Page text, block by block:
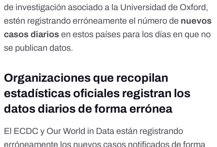
de investigación asociado a la Universidad de Oxford,
estén registrando erróneamente el número de nuevos
casos diarios en estos países para los días en que no
se publican datos.
Organizaciones que recopilan
estadísticas oficiales registran los
datos diarios de forma errónea
El ECDC y Our World in Data están registrando
erróneamente los nuevos casos notificados de forma